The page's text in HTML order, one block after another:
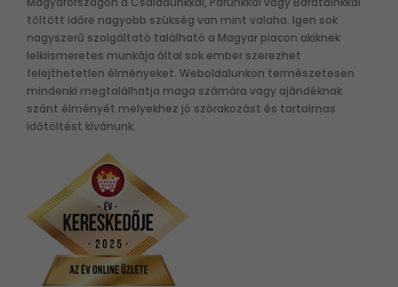
töltött időre nagyobb szükség van mint valaha. Igen sok
nagyszerű szolgáltató található a Magyar piacon akiknek
lelkiismeretes munkája által sok ember szerezhet
felejthetetlen élményeket. Weboldalunkon természetesen
mindenki megtalálhatja maga számára vagy ajándéknak
szánt élményét melyekhez jó szórakozást és tartalmas
időtöltést kívánunk.